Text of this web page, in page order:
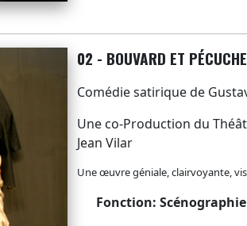
02 - BOUVARD ET
Comédie satirique de
Une co-Production du
Jean Vilar
Une œuvre géniale, clairvoyante,
Fonction: Scénographie